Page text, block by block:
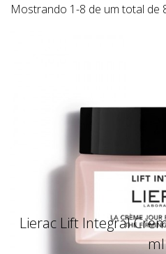
Mostrando 1-8 de um total de
Lierac Lift Integral
ml